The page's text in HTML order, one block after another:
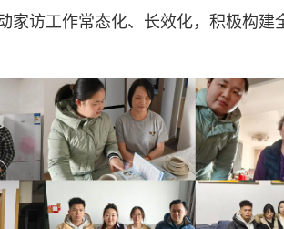
访工作常态化、长效化，积极构